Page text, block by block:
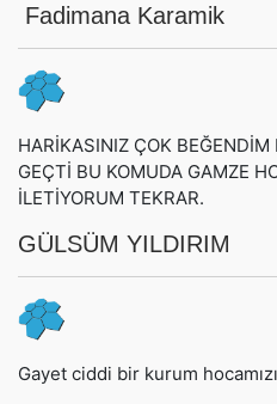
Fadimana Karamik
HARİKASINIZ ÇOK BEĞENDİM
GEÇTİ BU KOMUDA GAMZE
İLETİYORUM TEKRAR.
GÜLSÜM YILDIRIM
Gayet ciddi bir kurum